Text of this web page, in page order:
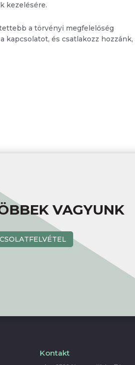
kezelésére.
a törvényi megfelelőség
kapcsolatot, és csatlakozz hozzánk,
VAGYUNK
Kontakt